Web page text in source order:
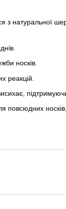
з натуральної
носків.
реакцій.